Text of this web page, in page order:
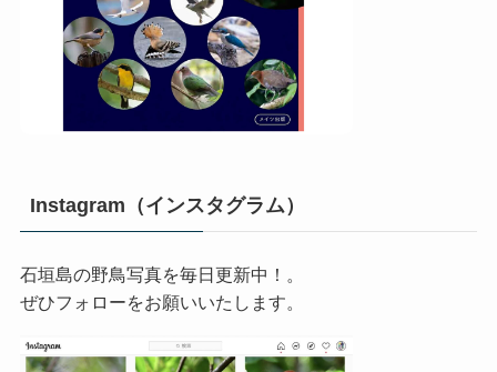
Instagram（インスタグラム）
石垣島の野鳥写真を毎日更新中！。
ぜひフォローをお願いいたします。